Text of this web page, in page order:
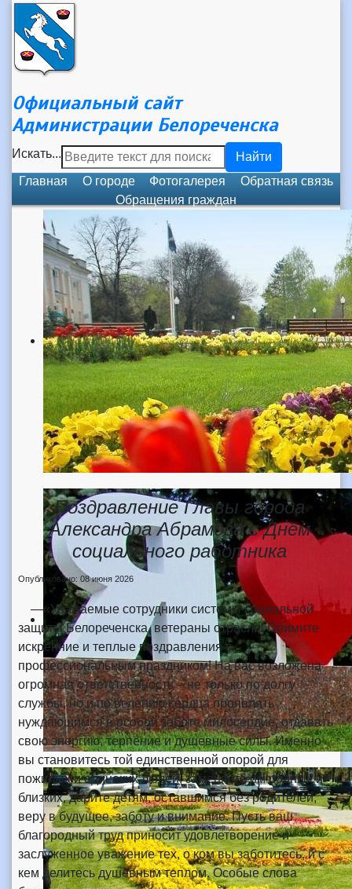
Официальный сайт
Администрации Белореченска
Искать...
Найти
Главная
О городе Фотогалерея
Обратная связь
Обращения граждан
Поздравление Главы города
Александра Абрамова с Днём
социального работника
Опубликовано: 08 июня 2026
—«Уважаемые сотрудники системы социальной
защиты Белореченска, ветераны отрасли! Примите
искренние и теплые поздравления с
профессиональным праздником! На вас возложена
огромная ответственность – не только по долгу
службы, но и по велению сердца проявлять
нуждающимся в особой заботе милосердие, отдавать
свою энергию, терпение и душевные силы. Именно
вы становитесь той единственной опорой для
пожилых и одиноких людей, заменяете им родных и
близких, дарите детям, оставшимся без родителей,
веру в будущее, заботу и внимание. Пусть ваш
благородный труд приносит удовлетворение и
заслуженное уважение тех, о ком вы заботитесь, и с
кем делитесь душевным теплом. Особые слова